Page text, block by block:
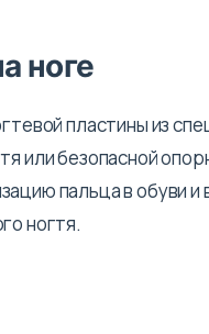
ноге
пластины из
или безопасной
пальца в обуви и
ногтя.